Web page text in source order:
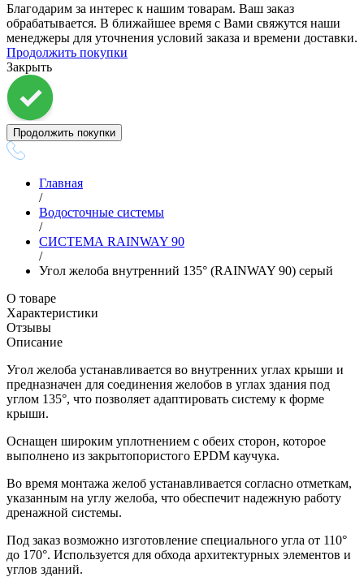
Благодарим за интерес к нашим товарам. Ваш заказ
обрабатывается. В ближайшее время с Вами свяжутся наши
менеджеры для уточнения условий заказа и времени доставки.
Продолжить покупки
Закрыть
Продолжить покупки
Главная
/
Водосточные системы
/
СИСТЕМА RAINWAY 90
/
Угол желоба внутренний 135° (RAINWAY 90) серый
О товаре
Характеристики
Отзывы
Описание
Угол желоба устанавливается во внутренних углах крыши и
предназначен для соединения желобов в углах здания под
углом 135°, что позволяет адаптировать систему к форме
крыши.
Оснащен широким уплотнением с обеих сторон, которое
выполнено из закрытопористого EPDM каучука.
Во время монтажа желоб устанавливается согласно отметкам,
указанным на углу желоба, что обеспечит надежную работу
дренажной системы.
Под заказ возможно изготовление специального угла от 110°
до 170°. Используется для обхода архитектурных элементов и
углов зданий.